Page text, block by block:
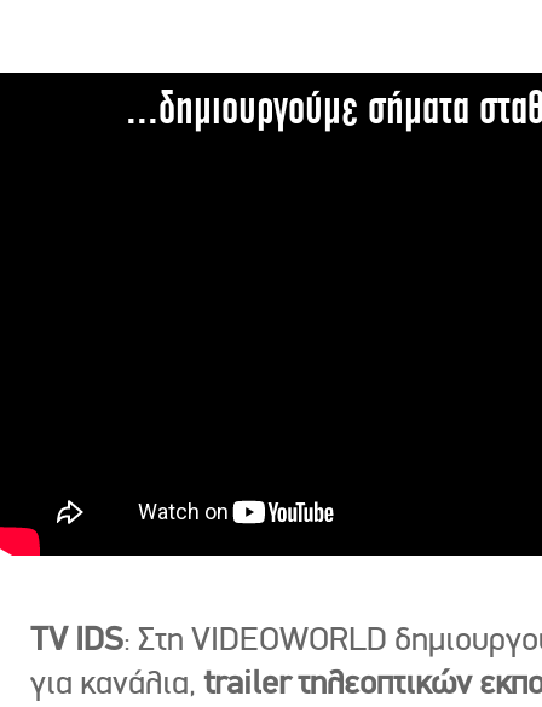
...δημιουργούμε σήματα
TV IDS: Στη VIDEOWORLD
για κανάλια, trailer τηλεοπτικών